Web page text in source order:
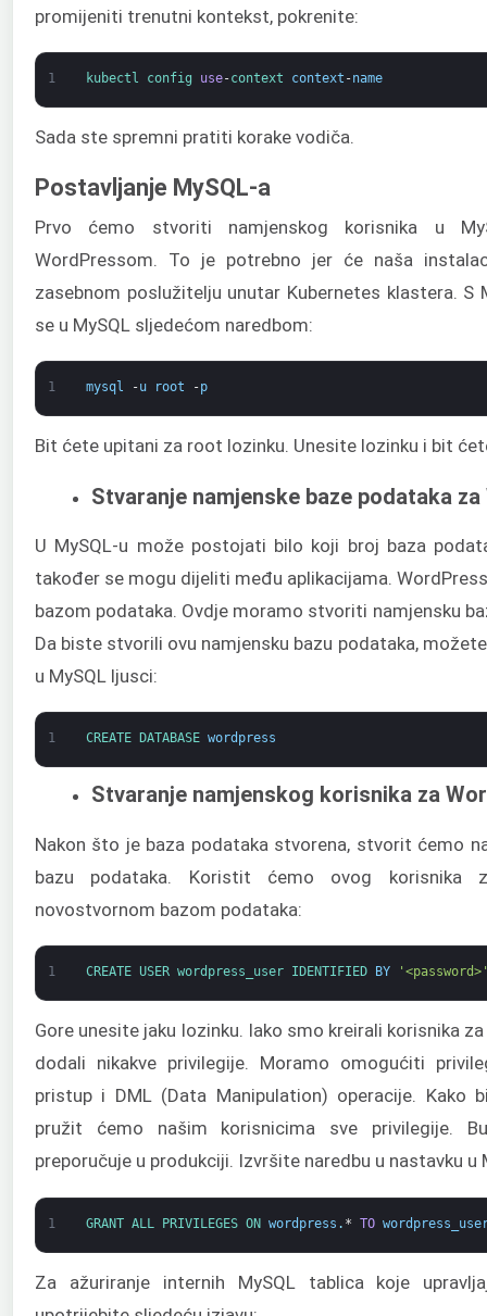
promijeniti trenutni kontekst, pokrenite:
1 kubectl config use-context context -name
Sada ste spremni pratiti korake vodiča.
Postavljanje MySQL-a
Prvo ćemo stvoriti namjenskog korisnika u
WordPressom. To je potrebno jer će naša
zasebnom poslužitelju unutar Kubernetes klastera. S
se u MySQL sljedećom naredbom:
1 mysql -u root -p
Bit ćete upitani za root lozinku. Unesite lozinku i bit
Stvaranje namjenske baze podataka
U MySQL-u može postojati bilo koji broj baza
također se mogu dijeliti među aplikacijama.
bazom podataka. Ovdje moramo stvoriti namjensku
Da biste stvorili ovu namjensku bazu podataka,
u MySQL ljusci:
1 CREATE DATABASE wordpress
Stvaranje namjenskog korisnika za
Nakon što je baza podataka stvorena, stvorit ćemo
bazu podataka. Koristit ćemo ovog korisnika
novostvornom bazom podataka:
1 CREATE USER wordpress_user IDENTIFIED BY
Gore unesite jaku lozinku. Iako smo kreirali korisnika
dodali nikakve privilegije. Moramo omogućiti
pristup i DML (Data Manipulation) operacije. Kako
pružit ćemo našim korisnicima sve privilegije.
preporučuje u produkciji. Izvršite naredbu u nastavku u
1 GRANT ALL PRIVILEGES ON wordpress . * TO
Za ažuriranje internih MySQL tablica koje